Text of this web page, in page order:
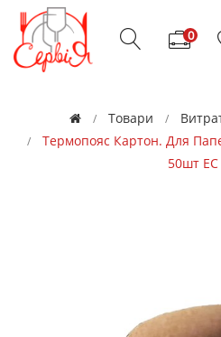
0
Товари
Термопояс Картон. Для
50шт ЕС